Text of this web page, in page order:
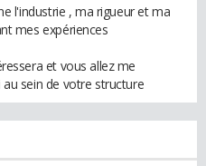
l'industrie , ma rigueur et ma
mes expériences
et vous allez me
sein de votre structure